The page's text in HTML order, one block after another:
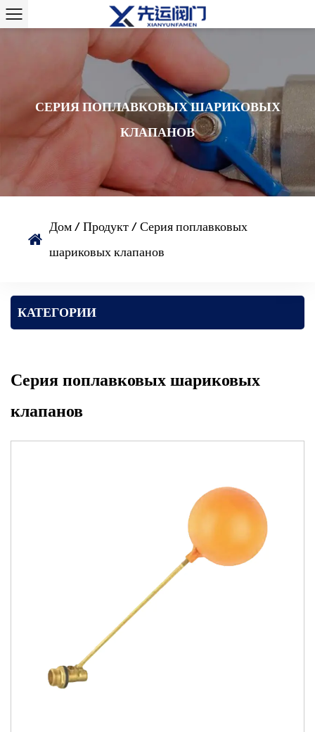
СЕРИЯ ПОПЛАВКОВЫХ ШАРИКОВЫХ
КЛАПАНОВ
Дом / Продукт / Серия поплавковых
шариковых клапанов
КАТЕГОРИИ
Серия поплавковых шариковых
клапанов